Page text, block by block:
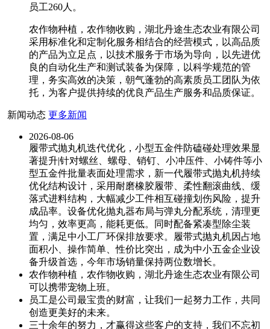
员工260人。
农作物种植，农作物收购，湖北丹途生态农业有限公司
采用标准化和定制化服务相结合的经营模式，以高品质
的产品为立足点，以技术服务于市场为导向，以先进优
良的自动化生产和测试装备为保障，以科学规范的管
理，务实高效的决策，朝气蓬勃的高素质员工团队为依
托，为客户提供持续的优良产品生产服务和品质保证。
新闻动态 更多新闻
2026-08-06
履带式抛丸机迭代优化，小型五金件防磕碰处理效果显
著提升|针对螺丝、螺母、销钉、小冲压件、小铸件等小
型五金件批量表面处理需求，新一代履带式抛丸机持续
优化结构设计，采用耐磨橡胶履带、柔性翻滚曲线、缓
落式进料结构，大幅减少工件相互碰撞划伤风险，提升
成品率。设备优化抛丸器布局与弹丸分配系统，清理更
均匀，效率更高，能耗更低。同时配备紧凑型除尘装
置，满足中小工厂环保排放要求。履带式抛丸机因占地
面积小、操作简单、性价比突出，成为中小五金企业设
备升级首选，今年市场销量保持两位数增长。
农作物种植，农作物收购，湖北丹途生态农业有限公司
可以携带宠物上班。
员工是公司最宝贵的财富，让我们一起努力工作，共同
创造更美好的未来。
三十余年的努力，才赢得这些客户的支持，我们不忘初